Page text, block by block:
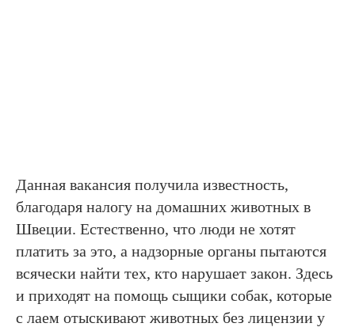
Данная вакансия получила известность,
благодаря налогу на домашних животных в
Швеции. Естественно, что люди не хотят
платить за это, а надзорные органы пытаются
всячески найти тех, кто нарушает закон. Здесь
и приходят на помощь сыщики собак, которые
с лаем отыскивают животных без лицензии у